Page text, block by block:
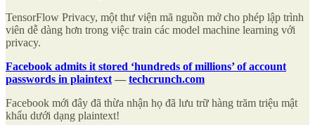
TensorFlow Privacy, một thư viện mã nguồn mở cho phép lập trình
viên dễ dàng hơn trong việc train các model machine learning với
privacy.
Facebook admits it stored ‘hundreds of millions’ of account
passwords in plaintext — techcrunch.com
Facebook mới đây đã thừa nhận họ đã lưu trữ hàng trăm triệu mật
khẩu dưới dạng plaintext!